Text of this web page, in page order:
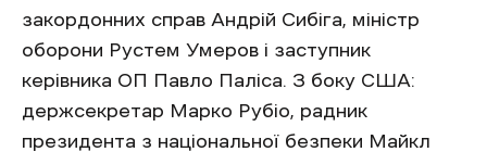
закордонних справ Андрій Сибіга, міністр
оборони Рустем Умеров і заступник
керівника ОП Павло Паліса. З боку США:
держсекретар Марко Рубіо, радник
президента з національної безпеки Майкл